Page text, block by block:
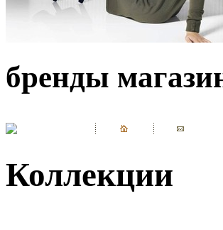
бренды
Коллекции